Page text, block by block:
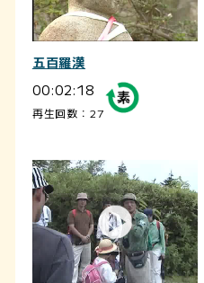
五百羅漢
00:02:18
再生回数：27